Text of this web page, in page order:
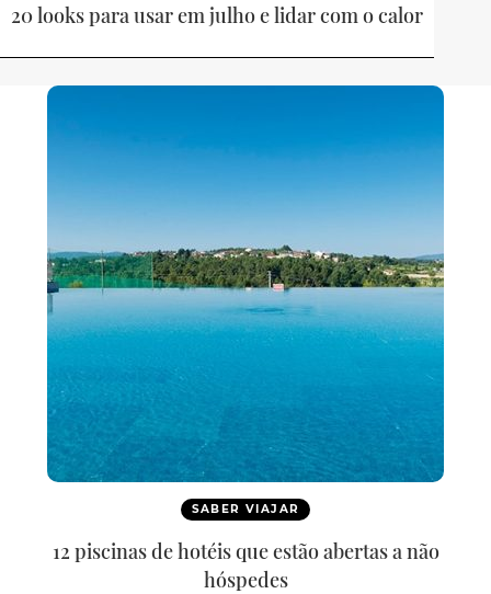
20 looks para usar em julho e lidar com o calor
SABER VIAJAR
12 piscinas de hotéis que estão abertas a não
hóspedes